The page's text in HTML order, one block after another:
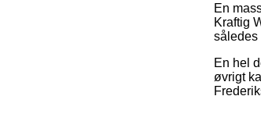
En
Kraftig
således
En hel
øvrigt